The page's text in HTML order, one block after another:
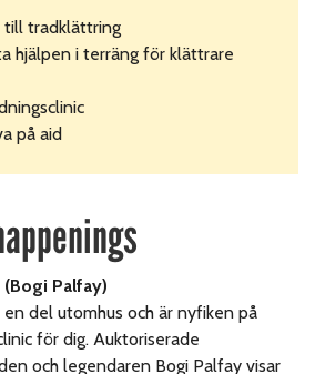
till tradklättring
hjälpen i terräng för klättrare
på aid
Palfay)
del utomhus och är nyfiken på
för dig. Auktoriserade
och legendaren Bogi Palfay visar